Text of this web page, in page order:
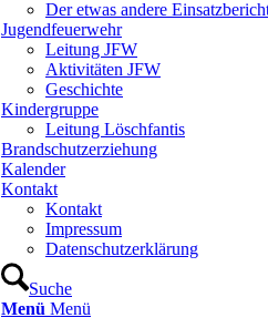
Der etwas andere
Jugendfeuerwehr
Leitung JFW
Aktivitäten JFW
Geschichte
Kindergruppe
Leitung Löschfantis
Brandschutzerziehung
Kalender
Kontakt
Kontakt
Impressum
Datenschutzerklärung
Suche
Menü Menü